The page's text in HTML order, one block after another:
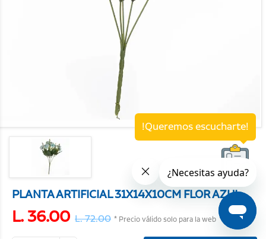
PLANTA ARTIFICIAL 31X14X10CM FLOR AZUL
L. 36.00 L. 72.00 * Precio válido solo para la web
!Queremos escucharte!